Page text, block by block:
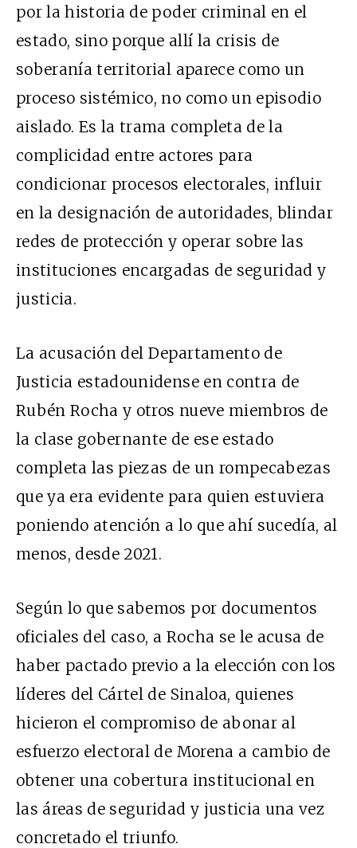
por la historia de poder criminal en el
estado, sino porque allí la crisis de
soberanía territorial aparece como un
proceso sistémico, no como un episodio
aislado. Es la trama completa de la
complicidad entre actores para
condicionar procesos electorales, influir
en la designación de autoridades, blindar
redes de protección y operar sobre las
instituciones encargadas de seguridad y
justicia.
La acusación del Departamento de
Justicia estadounidense en contra de
Rubén Rocha y otros nueve miembros de
la clase gobernante de ese estado
completa las piezas de un rompecabezas
que ya era evidente para quien estuviera
poniendo atención a lo que ahí sucedía, al
menos, desde 2021.
Según lo que sabemos por documentos
oficiales del caso, a Rocha se le acusa de
haber pactado previo a la elección con los
líderes del Cártel de Sinaloa, quienes
hicieron el compromiso de abonar al
esfuerzo electoral de Morena a cambio de
obtener una cobertura institucional en
las áreas de seguridad y justicia una vez
concretado el triunfo.